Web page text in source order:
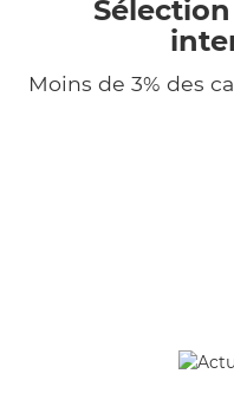
Moins de 3% des